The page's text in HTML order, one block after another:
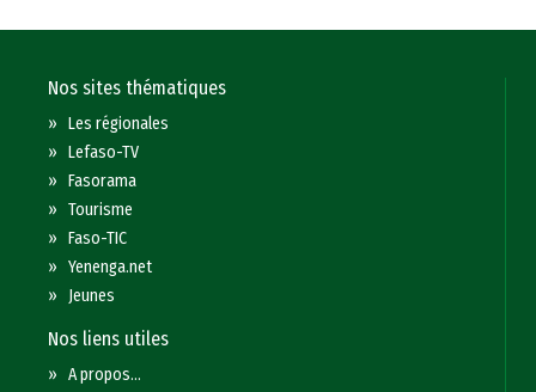
Nos sites thématiques
»Les régionales
»Lefaso-TV
»Fasorama
»Tourisme
»Faso-TIC
»Yenenga.net
» Jeunes
Nos liens utiles
»A propos...